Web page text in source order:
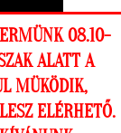
a
08.10-
ALATT A
MÜKÖDIK,
ELÉRHETŐ.